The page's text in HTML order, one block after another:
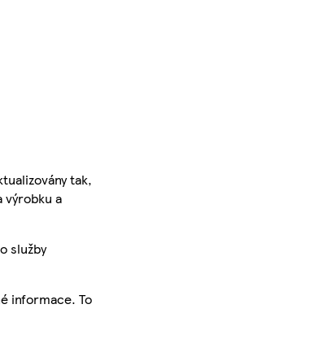
tak,
výrobku a
služby
informace. To